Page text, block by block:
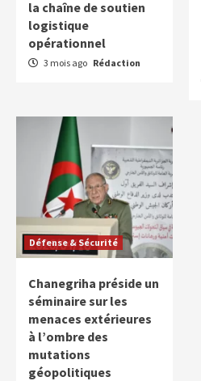
la chaîne de soutien
logistique
opérationnel
3 mois ago Rédaction
Défense & Sécurité
Chanegriha préside un
séminaire sur les
menaces extérieures
à l’ombre des
mutations
géopolitiques